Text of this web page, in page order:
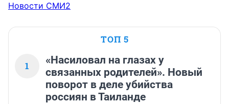
Новости СМИ2
ТОП 5
1
«Насиловал на глазах у
связанных родителей». Новый
поворот в деле убийства
россиян в Таиланде